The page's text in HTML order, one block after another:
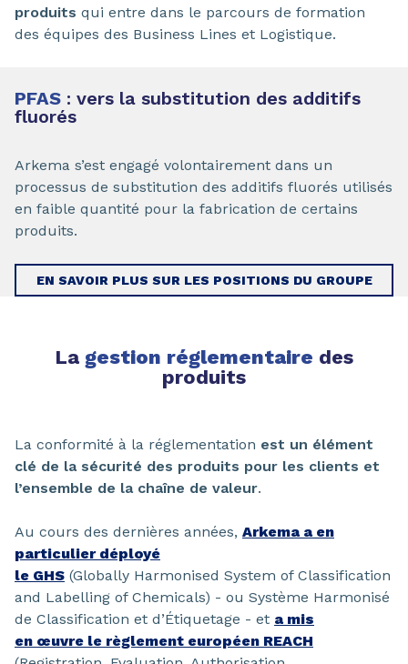
produits qui entre dans le parcours de formation
des équipes des Business Lines et Logistique.
PFAS : vers la substitution des additifs
fluorés
Arkema s’est engagé volontairement dans un
processus de substitution des additifs fluorés utilisés
en faible quantité pour la fabrication de certains
produits.
EN SAVOIR PLUS SUR LES POSITIONS DU GROUPE
La gestion réglementaire des
produits
La conformité à la réglementation est un élément
clé de la sécurité des produits pour les clients et
l’ensemble de la chaîne de valeur.
Au cours des dernières années, Arkema a en
particulier déployé
le GHS (Globally Harmonised System of Classification
and Labelling of Chemicals) - ou Système Harmonisé
de Classification et d’Étiquetage - et a mis
en œuvre le règlement européen REACH